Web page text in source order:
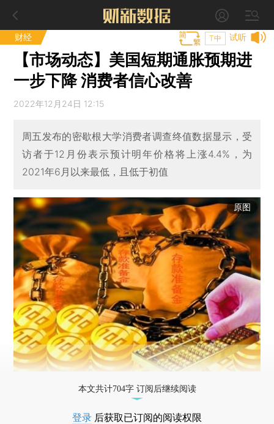
财经 试听
T中
【市场动态】美国短期通胀预期进
一步下降 消费者信心改善
2022年12月24日 12:15
周五发布的密歇根大学消费者调查终值数据显示，受
访者于12月份表示预计明年价格将上涨4.4%，为
2021年6月以来最低，且低于初值
原图
本文共计704字 订阅后继续阅读
登录 后获取已订阅的阅读权限